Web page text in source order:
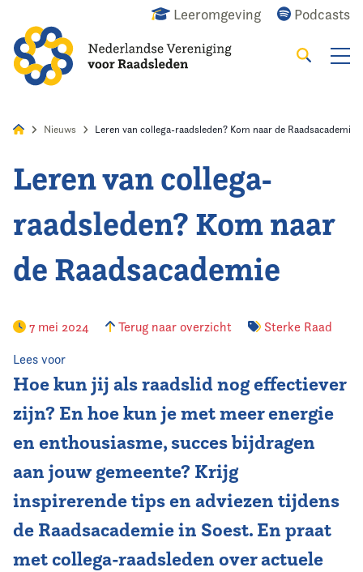
Leeromgeving Podcasts
Zoeken
Home
Agenda
Nieuws
Vereniging
Contact
Nieuws Leren van collega-raadsleden? Kom naar de Raadsacademie
Leren van collega-
raadsleden? Kom naar
de Raadsacademie
7 mei 2024 Terug naar overzicht Sterke Raad
Lees voor
Hoe kun jij als raadslid nog effectiever
zijn? En hoe kun je met meer energie
en enthousiasme, succes bijdragen
aan jouw gemeente? Krijg
inspirerende tips en adviezen tijdens
de Raadsacademie in Soest. En praat
met collega-raadsleden over actuele